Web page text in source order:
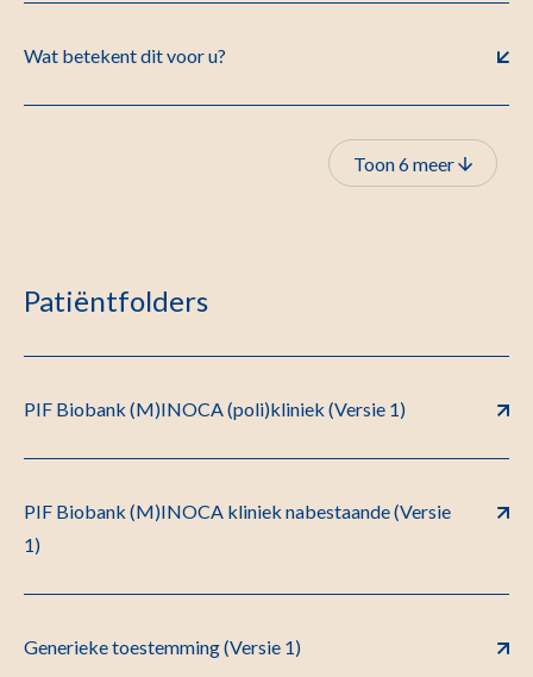
Wat betekent dit voor u?
Toon 6 meer
Patiëntfolders
PIF Biobank (M)INOCA (poli)kliniek (Versie 1)
PIF Biobank (M)INOCA kliniek nabestaande (Versie
1)
Generieke toestemming (Versie 1)